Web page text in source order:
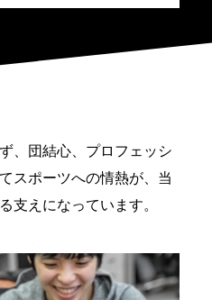
、団結心、プロフェッシ
スポーツへの情熱が、当
支えになっています。